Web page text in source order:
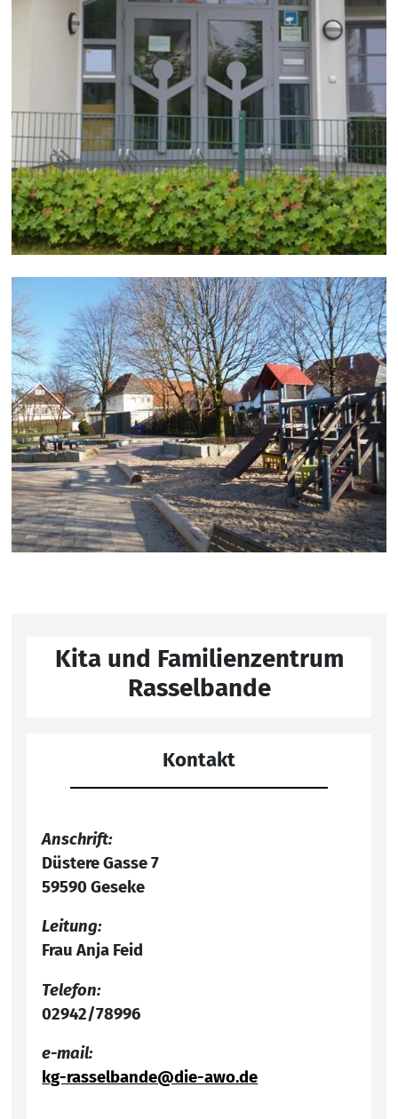
Kita und Familienzentrum
Rasselbande
Kontakt
Anschrift:
Düstere Gasse 7
59590 Geseke
Leitung:
Frau Anja Feid
Telefon:
02942/78996
e-mail:
kg-rasselbande@die-awo.de